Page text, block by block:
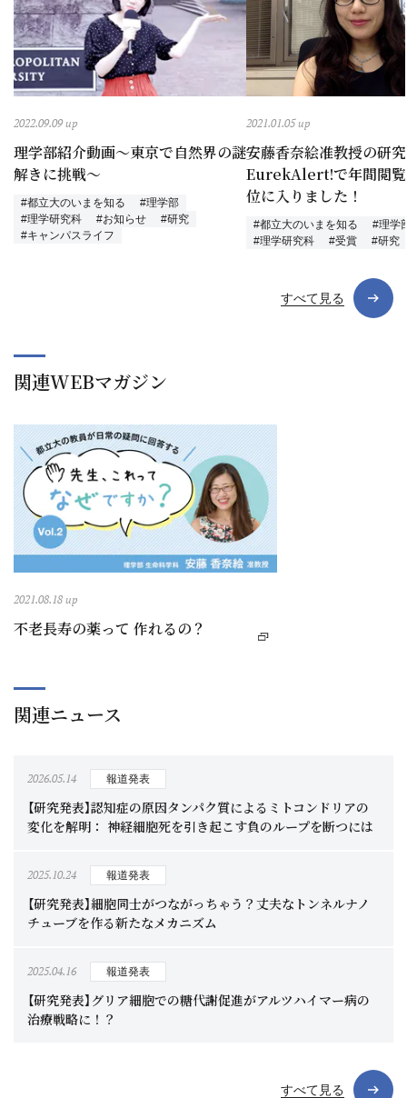
2022.09.09 up
理学部紹介動画～東京で自然界の謎
解きに挑戦～
#都立大のいまを知る
#理学部
#理学研究科
#お知らせ
#研究
#キャンパスライフ
2021.01.05 up
安藤香奈絵准教授の研
EurekAlert!で年間閲
位に入りました！
#都立大のいまを知る
#理学
#理学研究科
#受賞 #研究
すべて見る
関連WEBマガジン
2021.08.18 up
不老長寿の薬って 作れるの？
関連ニュース
2026.05.14 報道発表
【研究発表】認知症の原因タンパク質によるミトコンドリアの
変化を解明： 神経細胞死を引き起こす負のループを断つには
2025.10.24 報道発表
【研究発表】細胞同士がつながっちゃう？丈夫なトンネルナノ
チューブを作る新たなメカニズム
2025.04.16 報道発表
【研究発表】グリア細胞での糖代謝促進がアルツハイマー病の
治療戦略に！？
すべて見る